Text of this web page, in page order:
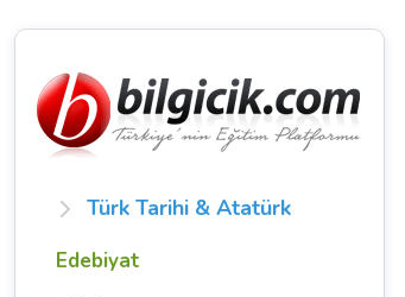
Türk Tarihi & Atatürk
Edebiyat